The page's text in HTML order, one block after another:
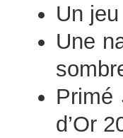
Un
Une
Primé
d’Or